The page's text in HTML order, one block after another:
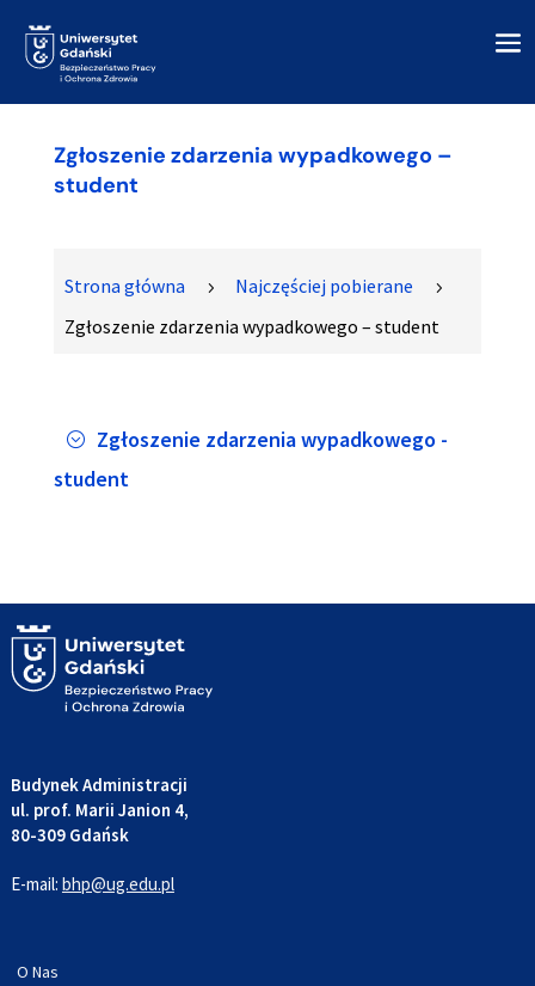
Zgłoszenie zdarzenia wypadkowego –
student
Strona główna 5 Najczęściej pobierane 5
Zgłoszenie zdarzenia wypadkowego – student
;
Zgłoszenie zdarzenia wypadkowego -
student
Budynek Administracji
ul. prof. Marii Janion 4,
80-309 Gdańsk
E-mail: bhp@ug.edu.pl
O Nas